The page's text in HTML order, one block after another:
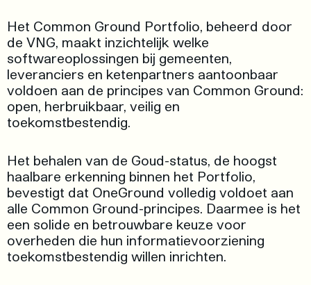
Het Common Ground Portfolio, beheerd door
de VNG, maakt inzichtelijk welke
softwareoplossingen bij gemeenten,
leveranciers en ketenpartners aantoonbaar
voldoen aan de principes van Common Ground:
open, herbruikbaar, veilig en
toekomstbestendig.
Het behalen van de Goud-status, de hoogst
haalbare erkenning binnen het Portfolio,
bevestigt dat OneGround volledig voldoet aan
alle Common Ground-principes. Daarmee is het
een solide en betrouwbare keuze voor
overheden die hun informatievoorziening
toekomstbestendig willen inrichten.